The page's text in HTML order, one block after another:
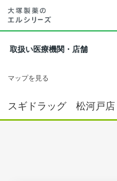
取扱い医療機関・店舗
マップを見る
スギドラッグ 松河戸店